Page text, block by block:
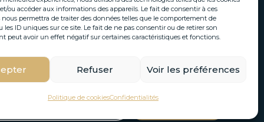
ou accéder aux informations des appareils. Le fait de consentir à ces
permettra de traiter des données telles que le comportement de
les ID uniques sur ce site. Le fait de ne pas consentir ou de retirer son
peut avoir un effet négatif sur certaines caractéristiques et fonctions.
Refuser Voir les préférences
Politique de cookiesConfidentialités
S’inscrire à notre newsletter
immobilières et actualités directement par